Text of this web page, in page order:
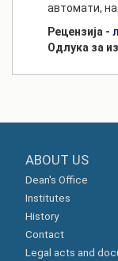
автомати,
Рецензија -
Одлука за
ABOUT US
Dean's Office
Institutes
History
Contact
Legal acts and